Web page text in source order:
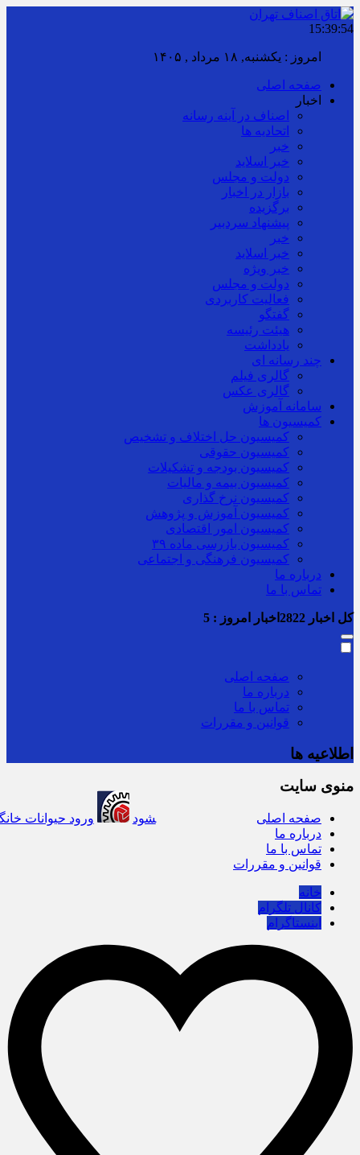
15:39:55
امروز : یکشنبه, ۱۸ مرداد , ۱۴۰۵
صفحه اصلی
اخبار
اصناف در آینه رسانه
اتحادیه ها
خبر
خبر اسلايد
دولت و مجلس
بازار در اخبار
برگزیده
پیشنهاد سردبیر
خبر
خبر اسلايد
خبر ویژه
دولت و مجلس
فعالیت کاربردی
گفتگو
هیئت رئیسه
یادداشت
چند رسانه ای
گالری فیلم
گالری عکس
سامانه آموزش
کمیسیون ها
کمیسیون حل اختلاف و تشخیص
کمیسیون حقوقی
کمیسیون بودجه و تشکیلات
کمیسیون بیمه و مالیات
کمیسیون نرخ گذاری
کمیسیون آموزش و پژوهش
کمیسیون امور اقتصادی
کمیسیون بازرسی ماده ۳۹
کمیسیون فرهنگی و اجتماعی
درباره ما
تماس با ما
کل اخبار اخبار امروز : 5
صفحه اصلی
درباره ما
تماس با ما
قوانین و مقررات
اطلاعیه ها
ورود حیوانات خانگی
منوی سایت
صفحه اصلی
درباره ما
تماس با ما
قوانین و مقررات
خانه
کانال تلگرام
اینستاگرام